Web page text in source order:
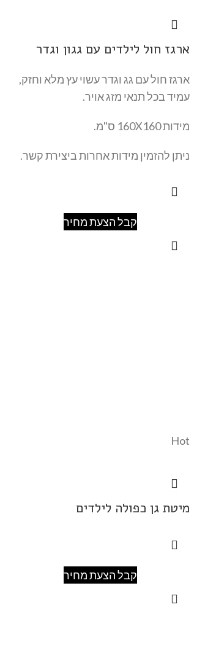
ארגז חול לילדים עם גגון וגדר
ארגז חול עם גג וגדר עשוי עץ מלא וחזק,
עמיד בכל תנאי מזג אויר.
מידות 160X160 ס"מ.
ניתן להזמין מידות אחרות ביצירת קשר.
קבל הצעת מחיר
Hot
מיטת גן כפולה לילדים
קבל הצעת מחיר